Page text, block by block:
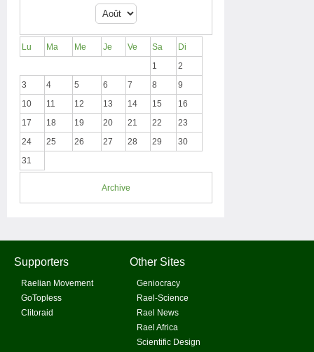
Lu Ma Me Je Ve Sa
Di
1
2
3
4 5 6 7 8
9
10
11 12 13 14 15
16
17
18 19 20 21 22
23
24
25 26 27 28 29
30
31
Archive
Supporters
Raelian Movement
GoTopless
Clitoraid
Other Sites
Geniocracy
Rael-Science
Rael News
Rael Africa
Scientific Design